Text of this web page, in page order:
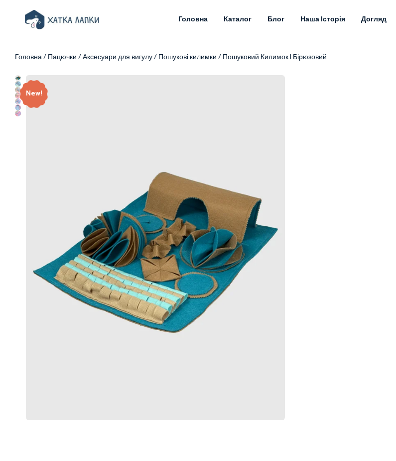
Головна Каталог Блог Наша Історія Догляд
Головна/Пацючки/Аксесуари для вигулу/Пошукові килимки/ Пошуковий Килимок | Бірюзовий
New!